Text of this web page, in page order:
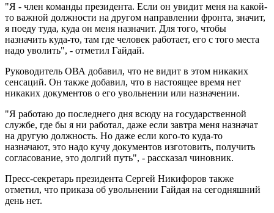
"Я - член команды президента. Если он увидит меня на какой-
то важной должности на другом направлении фронта, значит,
я поеду туда, куда он меня назначит. Для того, чтобы
назначить куда-то, там где человек работает, его с того места
надо уволить", - отметил Гайдай.
Руководитель ОВА добавил, что не видит в этом никаких
сенсаций. Он также добавил, что в настоящее время нет
никаких документов о его увольнении или назначении.
"Я работаю до последнего дня всюду на государственной
службе, где бы я ни работал, даже если завтра меня назначат
на другую должность. Но даже если кого-то куда-то
назначают, это надо кучу документов изготовить, получить
согласование, это долгий путь", - рассказал чиновник.
Пресс-секретарь президента Сергей Никифоров также
отметил, что приказа об увольнении Гайдая на сегодняшний
день нет.